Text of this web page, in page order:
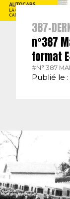
387-
n°387
format
#N° 387
Publié le